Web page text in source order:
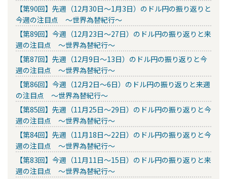
【第90回】先週（12月30日～1月3日）のドル円の振り返りと
今週の注目点 ～世界為替紀行～
【第89回】今週（12月23日～27日）のドル円の振り返りと来
週の注目点 ～世界為替紀行～
【第87回】先週（12月9日～13日）のドル円の振り返りと今
週の注目点 ～世界為替紀行～
【第86回】今週（12月2日～6日）のドル円の振り返りと来週
の注目点 ～世界為替紀行～
【第85回】先週（11月25日～29日）のドル円の振り返りと今
週の注目点 ～世界為替紀行～
【第84回】先週（11月18日～22日）のドル円の振り返りと今
週の注目点 ～世界為替紀行～
【第83回】今週（11月11日～15日）のドル円の振り返りと来
週の注目点 ～世界為替紀行～